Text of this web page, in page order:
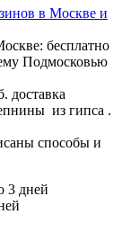
в Москве и
бесплатно
Подмосковью
доставка
из гипса .
способы и
3 дней